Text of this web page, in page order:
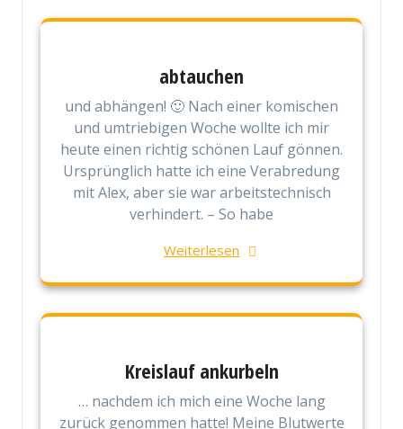
abtauchen
und abhängen! 🙂 Nach einer komischen
und umtriebigen Woche wollte ich mir
heute einen richtig schönen Lauf gönnen.
Ursprünglich hatte ich eine Verabredung
mit Alex, aber sie war arbeitstechnisch
verhindert. – So habe
Weiterlesen
Kreislauf ankurbeln
… nachdem ich mich eine Woche lang
zurück genommen hatte! Meine Blutwerte